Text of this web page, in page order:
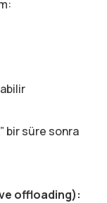
bir süre sonra
offloading):